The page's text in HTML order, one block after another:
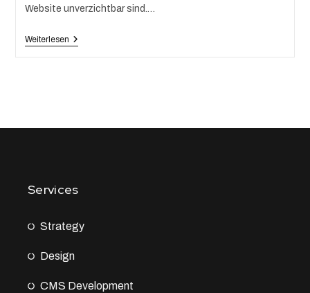
Website unverzichtbar sind.…
Weiterlesen
Services
Strategy
Design
CMS Development